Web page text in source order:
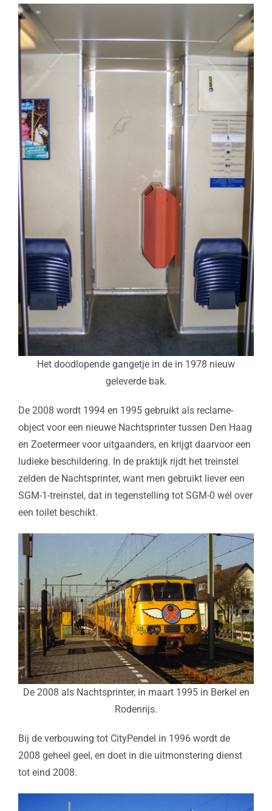
Het doodlopende gangetje in de in 1978 nieuw
geleverde bak.
De 2008 wordt 1994 en 1995 gebruikt als reclame-
object voor een nieuwe Nachtsprinter tussen Den Haag
en Zoetermeer voor uitgaanders, en krijgt daarvoor een
ludieke beschildering. In de praktijk rijdt het treinstel
zelden de Nachtsprinter, want men gebruikt liever een
SGM-1-treinstel, dat in tegenstelling tot SGM-0 wél over
een toilet beschikt.
De 2008 als Nachtsprinter, in maart 1995 in Berkel en
Rodenrijs.
Bij de verbouwing tot CityPendel in 1996 wordt de
2008 geheel geel, en doet in die uitmonstering dienst
tot eind 2008.